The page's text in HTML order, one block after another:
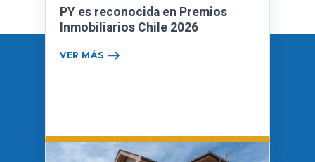
PY es reconocida en Premios
Inmobiliarios Chile 2026
VER MÁS